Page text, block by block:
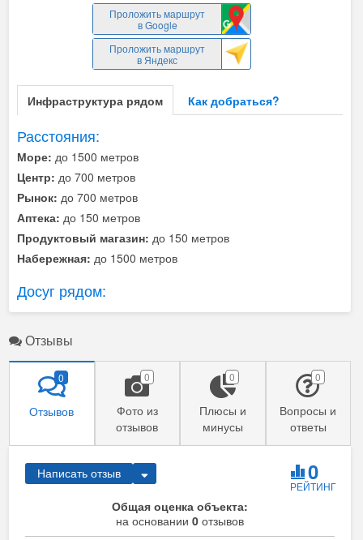
Проложить маршрут
в Google
Проложить маршрут
в Яндекс
Инфраструктура рядом Как добраться?
Расстояния:
Море: до 1500 метров
Центр: до 700 метров
Рынок: до 700 метров
Аптека: до 150 метров
Продуктовый магазин: до 150 метров
Набережная: до 1500 метров
Досуг рядом:
Отзывы
Отзывов
0
Фото из
отзывов
0
Плюсы и
минусы
0
Вопросы и
ответы
0
Написать отзыв 0
РЕЙТИНГ
Общая оценка объекта:
на основании 0 отзывов